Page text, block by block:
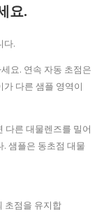
요.
다.
요. 연속 자동 초점은
다른 샘플 영역이
다른 대물렌즈를 밀어
샘플은 동초점 대물
초점을 유지합